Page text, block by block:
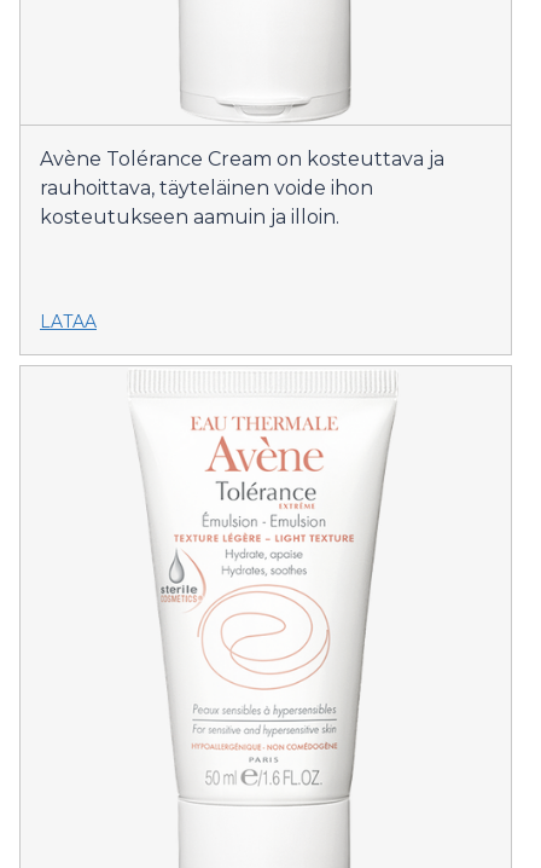
Avène Tolérance Cream on kosteuttava ja
rauhoittava, täyteläinen voide ihon
kosteutukseen aamuin ja illoin.
LATAA